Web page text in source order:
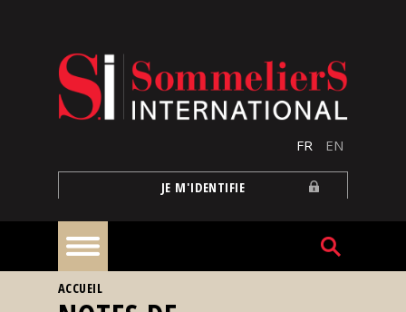
FR EN
JE M'IDENTIFIE
À
VOUS ÊTES ICI
ACCUEIL